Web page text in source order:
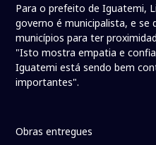
Para o prefeito de Iguatemi,
governo é municipalista, e se
municípios para ter
"Isto mostra empatia e
Iguatemi está sendo bem
importantes".
Obras entregues